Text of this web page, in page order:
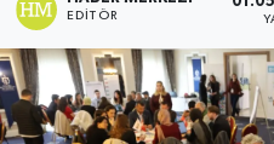
EDITÖR
Haber Arşivi